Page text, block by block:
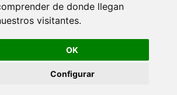
de donde llegan
visitantes.
OK
Configurar